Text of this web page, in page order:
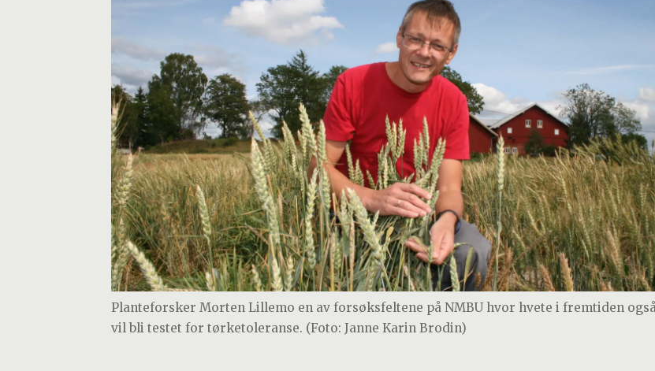
Planteforsker Morten Lillemo en av forsøksfeltene på NMBU hvor hvete i fremtiden også
vil bli testet for tørketoleranse. (Foto: Janne Karin Brodin)